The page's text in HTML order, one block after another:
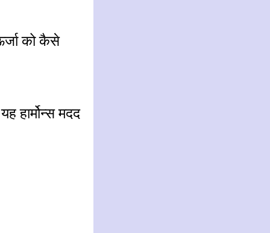
को कैसे
हार्मोन्स मदद